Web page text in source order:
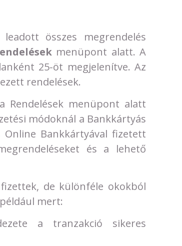
összes megrendelés
menüpont alatt. A
25-öt megjelenítve. Az
rendelések.
Rendelések menüpont alatt
módoknál a Bankkártyás
Bankkártyával fizetett
és a lehető
de különféle okokból
mert:
a tranzakció sikeres